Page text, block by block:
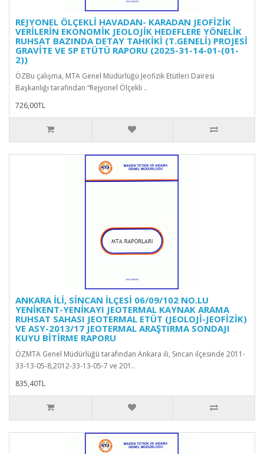
REJYONEL ÖLÇEKLİ HAVADAN- KARADAN JEOFİZİK
VERİLERİN EKONOMİK JEOLOJİK HEDEFLERE YÖNELİK
RUHSAT BAZINDA DETAY TAHKİKİ (T.GENELİ) PROJESİ
GRAVİTE VE SP ETÜTÜ RAPORU (2025-31-14-01-(01-
2))
ÖZBu çalışma, MTA Genel Müdürlüğü Jeofizik Etütleri Dairesi
Başkanlığı tarafindan “Rejyonel Ölçekli ..
726,00TL
ANKARA İLİ, SİNCAN İLÇESİ 06/09/102 NO.LU
YENİKENT-YENİKAYI JEOTERMAL KAYNAK ARAMA
RUHSAT SAHASI JEOTERMAL ETÜT (JEOLOJİ-JEOFİZİK)
VE ASY-2013/17 JEOTERMAL ARAŞTIRMA SONDAJI
KUYU BİTİRME RAPORU
ÖZMTA Genel Müdürlüğü tarafından Ankara ili, Sincan ilçesinde 2011-
33-13-05-8,2012-33-13-05-7 ve 201..
835,40TL